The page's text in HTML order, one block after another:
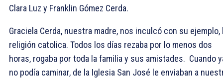
Clara Luz y Franklin Gómez Cerda.
Graciela Cerda, nuestra madre, nos inculcó con su ejemplo,
religión catolica. Todos los días rezaba por lo menos dos
horas, rogaba por toda la familia y sus amistades. Cuando
no podía caminar, de la Iglesia San José le enviaban a